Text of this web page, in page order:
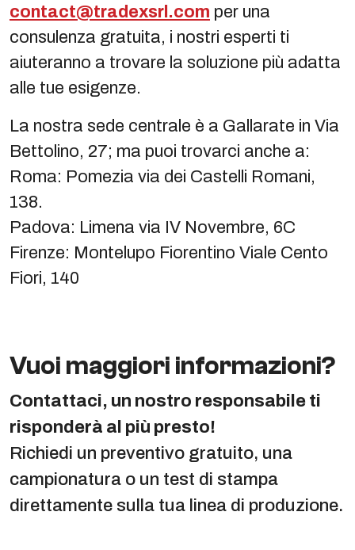
contact@tradexsrl.com per una
consulenza gratuita, i nostri esperti ti
aiuteranno a trovare la soluzione più adatta
alle tue esigenze.
La nostra sede centrale è a Gallarate in Via
Bettolino, 27; ma puoi trovarci anche a:
Roma: Pomezia via dei Castelli Romani,
138.
Padova: Limena via IV Novembre, 6C
Firenze: Montelupo Fiorentino Viale Cento
Fiori, 140
Vuoi maggiori informazioni?
Contattaci, un nostro responsabile ti
risponderà al più presto!
Richiedi un preventivo gratuito, una
campionatura o un test di stampa
direttamente sulla tua linea di produzione.